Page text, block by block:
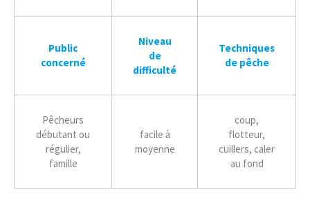
Public
concerné
Niveau
de
difficulté
Techniques
de pêche
Pêcheurs
débutant ou
régulier,
famille
facile à
moyenne
coup,
flotteur,
cuillers, caler
au fond